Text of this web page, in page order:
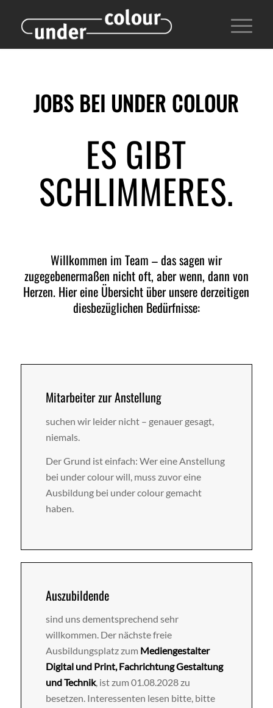
JOBS BEI UNDER COLOUR
ES GIBT
SCHLIMMERES.
Willkommen im Team – das sagen wir
zugegebenermaßen nicht oft, aber wenn, dann von
Herzen. Hier eine Übersicht über unsere derzeitigen
diesbezüglichen Bedürfnisse:
Mitarbeiter zur Anstellung
suchen wir leider nicht – genauer gesagt,
niemals.
Der Grund ist einfach: Wer eine Anstellung
bei under colour will, muss zuvor eine
Ausbildung bei under colour gemacht
haben.
Auszubildende
sind uns dementsprechend sehr
willkommen. Der nächste freie
Ausbildungsplatz zum Mediengestalter
Digital und Print, Fachrichtung Gestaltung
und Technik, ist zum 01.08.2028 zu
besetzen. Interessenten lesen bitte, bitte